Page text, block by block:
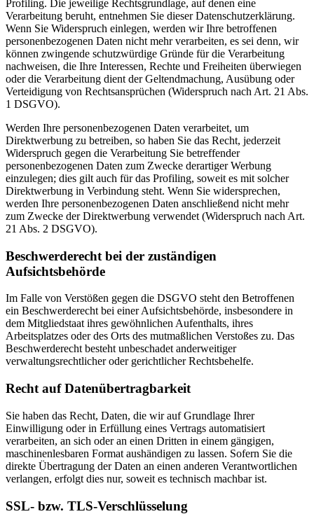
Profiling. Die jeweilige Rechtsgrundlage, auf denen eine
Verarbeitung beruht, entnehmen Sie dieser Datenschutzerklärung.
Wenn Sie Widerspruch einlegen, werden wir Ihre betroffenen
personenbezogenen Daten nicht mehr verarbeiten, es sei denn, wir
können zwingende schutzwürdige Gründe für die Verarbeitung
nachweisen, die Ihre Interessen, Rechte und Freiheiten überwiegen
oder die Verarbeitung dient der Geltendmachung, Ausübung oder
Verteidigung von Rechtsansprüchen (Widerspruch nach Art. 21 Abs.
1 DSGVO).
Werden Ihre personenbezogenen Daten verarbeitet, um
Direktwerbung zu betreiben, so haben Sie das Recht, jederzeit
Widerspruch gegen die Verarbeitung Sie betreffender
personenbezogenen Daten zum Zwecke derartiger Werbung
einzulegen; dies gilt auch für das Profiling, soweit es mit solcher
Direktwerbung in Verbindung steht. Wenn Sie widersprechen,
werden Ihre personenbezogenen Daten anschließend nicht mehr
zum Zwecke der Direktwerbung verwendet (Widerspruch nach Art.
21 Abs. 2 DSGVO).
Beschwerderecht bei der zuständigen
Aufsichtsbehörde
Im Falle von Verstößen gegen die DSGVO steht den Betroffenen
ein Beschwerderecht bei einer Aufsichtsbehörde, insbesondere in
dem Mitgliedstaat ihres gewöhnlichen Aufenthalts, ihres
Arbeitsplatzes oder des Orts des mutmaßlichen Verstoßes zu. Das
Beschwerderecht besteht unbeschadet anderweitiger
verwaltungsrechtlicher oder gerichtlicher Rechtsbehelfe.
Recht auf Datenübertragbarkeit
Sie haben das Recht, Daten, die wir auf Grundlage Ihrer
Einwilligung oder in Erfüllung eines Vertrags automatisiert
verarbeiten, an sich oder an einen Dritten in einem gängigen,
maschinenlesbaren Format aushändigen zu lassen. Sofern Sie die
direkte Übertragung der Daten an einen anderen Verantwortlichen
verlangen, erfolgt dies nur, soweit es technisch machbar ist.
SSL- bzw. TLS-Verschlüsselung